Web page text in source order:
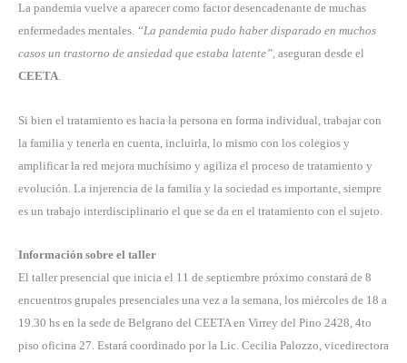
La pandemia vuelve a aparecer como factor desencadenante de muchas
enfermedades mentales. “La pandemia pudo haber disparado en muchos
casos un trastorno de ansiedad que estaba latente”, aseguran desde el
CEETA.
Si bien el tratamiento es hacia la persona en forma individual, trabajar con
la familia y tenerla en cuenta, incluirla, lo mismo con los colegios y
amplificar la red mejora muchísimo y agiliza el proceso de tratamiento y
evolución. La injerencia de la familia y la sociedad es importante, siempre
es un trabajo interdisciplinario el que se da en el tratamiento con el sujeto.
Información sobre el taller
El taller presencial que inicia el 11 de septiembre próximo constará de 8
encuentros grupales presenciales una vez a la semana, los miércoles de 18 a
19.30 hs en la sede de Belgrano del CEETA en Virrey del Pino 2428, 4to
piso oficina 27. Estará coordinado por la Lic. Cecilia Palozzo, vicedirectora